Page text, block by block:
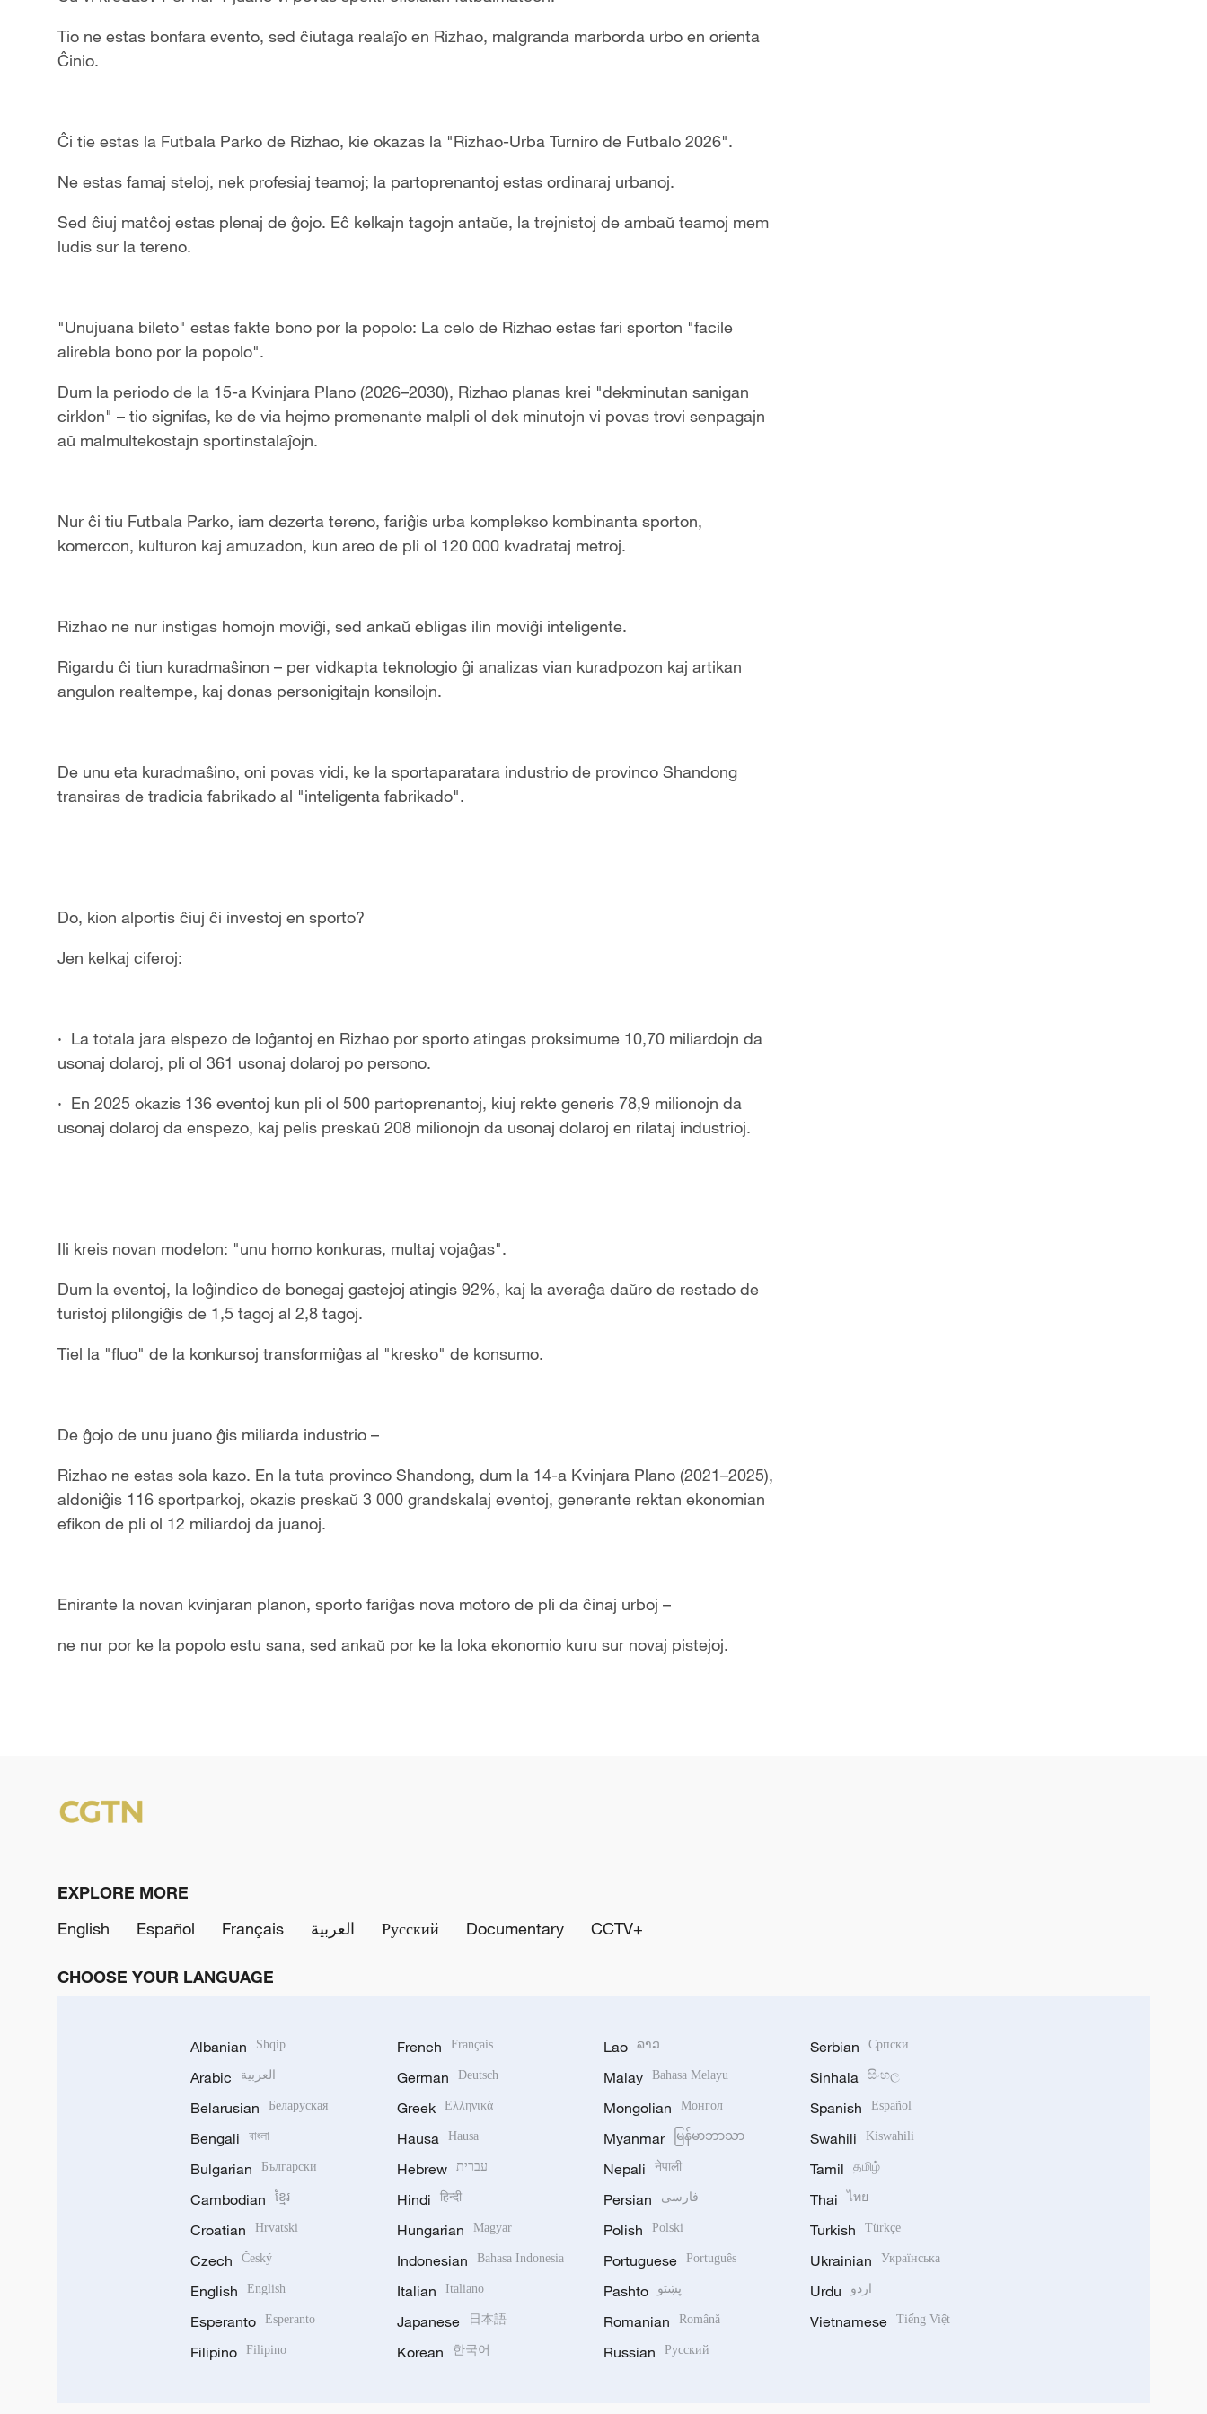
a
e
Tio ne estas bonfara evento, sed ĉiutaga realaĵo en Rizhao, malgranda marborda urbo en orienta
Ĉinio.
Ĉi tie estas la Futbala Parko de Rizhao, kie okazas la "Rizhao-Urba Turniro de Futbalo 2026".
Ne estas famaj steloj, nek profesiaj teamoj; la partoprenantoj estas ordinaraj urbanoj.
Sed ĉiuj matĉoj estas plenaj de ĝojo. Eĉ kelkajn tagojn antaŭe, la trejnistoj de ambaŭ teamoj mem
ludis sur la tereno.
"Unujuana bileto" estas fakte bono por la popolo: La celo de Rizhao estas fari sporton "facile
alirebla bono por la popolo".
Dum la periodo de la 15-a Kvinjara Plano (2026–2030), Rizhao planas krei "dekminutan sanigan
cirklon" – tio signifas, ke de via hejmo promenante malpli ol dek minutojn vi povas trovi senpagajn
aŭ malmultekostajn sportinstalaĵojn.
Nur ĉi tiu Futbala Parko, iam dezerta tereno, fariĝis urba komplekso kombinanta sporton,
komercon, kulturon kaj amuzadon, kun areo de pli ol 120 000 kvadrataj metroj.
Rizhao ne nur instigas homojn moviĝi, sed ankaŭ ebligas ilin moviĝi inteligente.
Rigardu ĉi tiun kuradmaŝinon – per vidkapta teknologio ĝi analizas vian kuradpozon kaj artikan
angulon realtempe, kaj donas personigitajn konsilojn.
De unu eta kuradmaŝino, oni povas vidi, ke la sportaparatara industrio de provinco Shandong
transiras de tradicia fabrikado al "inteligenta fabrikado".
Do, kion alportis ĉiuj ĉi investoj en sporto?
Jen kelkaj ciferoj:
· La totala jara elspezo de loĝantoj en Rizhao por sporto atingas proksimume 10,70 miliardojn da
usonaj dolaroj, pli ol 361 usonaj dolaroj po persono.
· En 2025 okazis 136 eventoj kun pli ol 500 partoprenantoj, kiuj rekte generis 78,9 milionojn da
usonaj dolaroj da enspezo, kaj pelis preskaŭ 208 milionojn da usonaj dolaroj en rilataj industrioj.
Ili kreis novan modelon: "unu homo konkuras, multaj vojaĝas".
Dum la eventoj, la loĝindico de bonegaj gastejoj atingis 92%, kaj la averaĝa daŭro de restado de
turistoj plilongiĝis de 1,5 tagoj al 2,8 tagoj.
Tiel la "fluo" de la konkursoj transformiĝas al "kresko" de konsumo.
De ĝojo de unu juano ĝis miliarda industrio –
Rizhao ne estas sola kazo. En la tuta provinco Shandong, dum la 14-a Kvinjara Plano (2021–2025),
aldoniĝis 116 sportparkoj, okazis preskaŭ 3 000 grandskalaj eventoj, generante rektan ekonomian
efikon de pli ol 12 miliardoj da juanoj.
Enirante la novan kvinjaran planon, sporto fariĝas nova motoro de pli da ĉinaj urboj –
ne nur por ke la popolo estu sana, sed ankaŭ por ke la loka ekonomio kuru sur novaj pistejoj.
EXPLORE MORE
English
Español Français العربية Русский Documentary CCTV+
CHOOSE YOUR LANGUAGE
Albanian Shqip
Arabic العربية
Belarusian Беларуская
Bengali বাংলা
Bulgarian Български
Cambodian ខ្មែរ
Croatian Hrvatski
Czech Český
English English
Esperanto Esperanto
Filipino Filipino
French Français
German Deutsch
Greek Ελληνικά
Hausa Hausa
Hebrew עברית
Hindi हिन्दी
Hungarian Magyar
Indonesian Bahasa Indonesia
Italian Italiano
Japanese 日本語
Korean 한국어
Lao ລາວ
Malay Bahasa Melayu
Mongolian Монгол
Myanmar မြန်မာဘာသာ
Nepali नेपाली
Persian فارسی
Polish Polski
Portuguese Português
Pashto پښتو
Romanian Română
Russian Русский
Serbian Српски
Sinhala සිංහල
Spanish Español
Swahili Kiswahili
Tamil தமிழ்
Thai ไทย
Turkish Türkçe
Ukrainian Українська
Urdu اردو
Vietnamese Tiếng Việt